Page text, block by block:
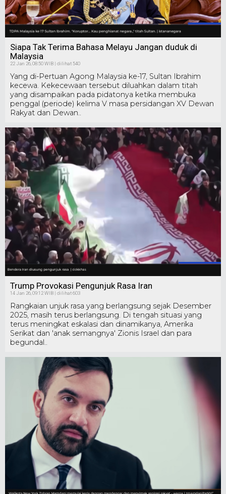
Siapa Tak Terima Bahasa Melayu Jangan duduk di
Malaysia
22 Jan 26, 08:50 WIB | dilihat 540
Yang di-Pertuan Agong Malaysia ke-17, Sultan Ibrahim
kecewa. Kekecewaan tersebut diluahkan dalam titah
yang disampaikan pada pidatonya ketika membuka
penggal (periode) kelima V masa persidangan XV Dewan
Rakyat dan Dewan..
Trump Provokasi Pengunjuk Rasa Iran
14 Jan 26, 09:12 WIB | dilihat 603
Rangkaian unjuk rasa yang berlangsung sejak Desember
2025, masih terus berlangsung. Di tengah situasi yang
terus meningkat eskalasi dan dinamikanya, Amerika
Serikat dan 'anak semangnya' Zionis Israel dan para
begundal..